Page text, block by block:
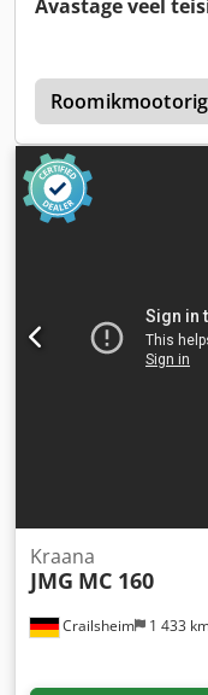
Avastage veel
Crailsheim 1 433
Kraana
JMG MC 160